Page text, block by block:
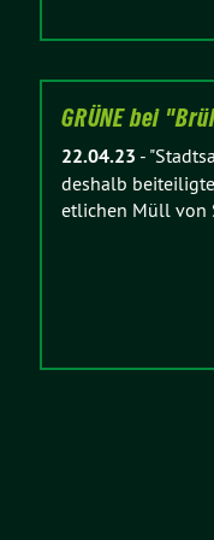
GRÜNE bei
22.04.23 -
deshalb
etlichen Müll von